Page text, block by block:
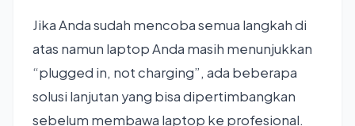
Jika Anda sudah mencoba semua langkah di
atas namun laptop Anda masih menunjukkan
“plugged in, not charging”, ada beberapa
solusi lanjutan yang bisa dipertimbangkan
sebelum membawa laptop ke profesional.